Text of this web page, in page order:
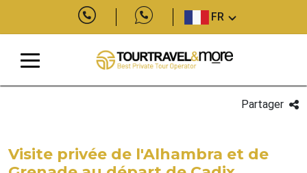
FR
Partager
Visite privée de l'Alhambra et de